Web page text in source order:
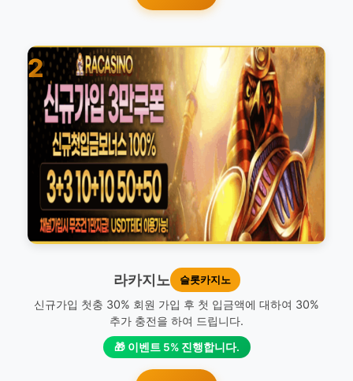
2
라카지노 슬롯카지노
신규가입 첫충 30% 회원 가입 후 첫 입금액에 대하여 30%
추가 충전을 하여 드립니다.
🎁 이벤트 5% 진행합니다.